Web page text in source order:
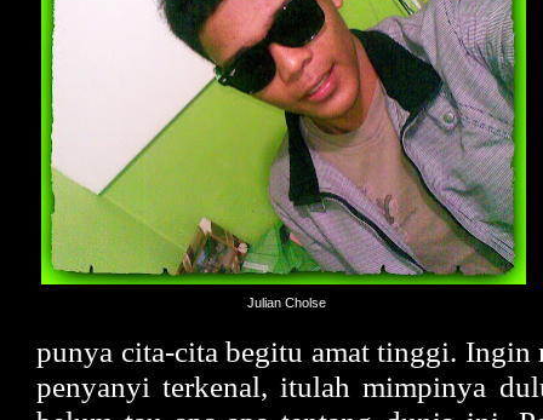
Julian Cholse
punya cita-cita begitu amat tinggi. Ingin
penyanyi terkenal, itulah mimpinya